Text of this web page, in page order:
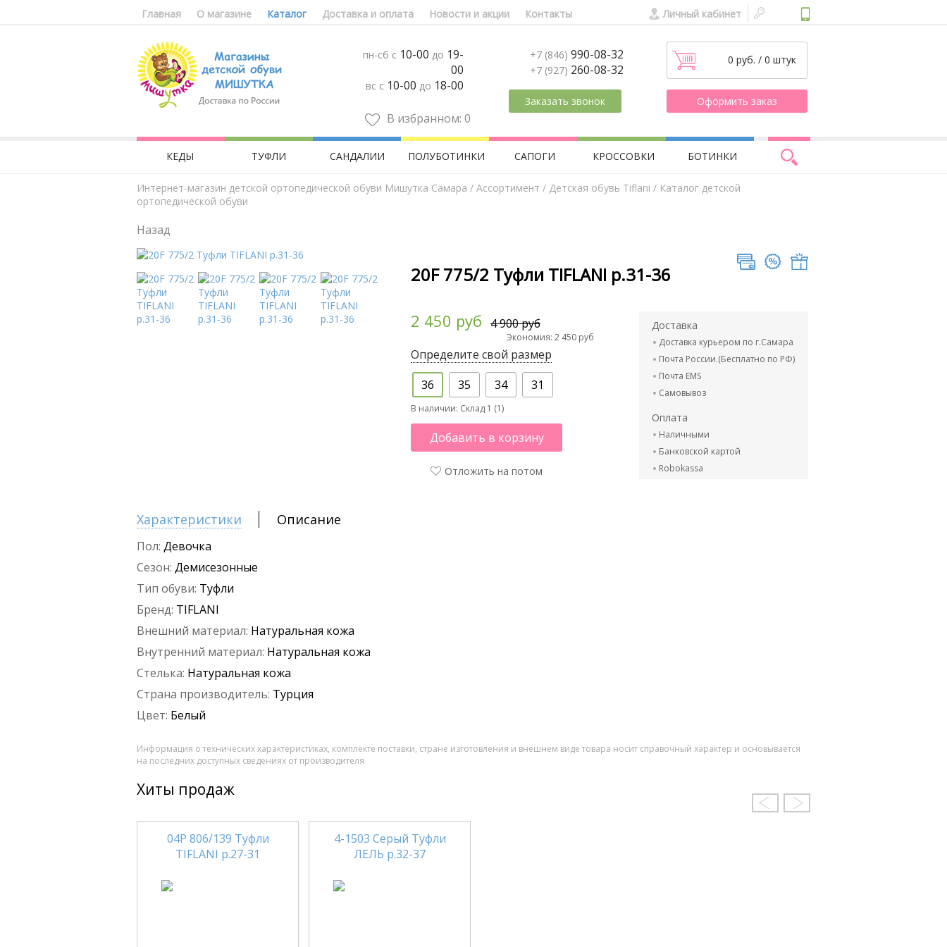
Главная О магазине Каталог Доставка и оплата Новости и акции Контакты Личный кабинет
пн-сб с 10-00 до 19-
00
вс с 10-00 до 18-00
В избранном: 0
+7 (846) 990-08-32
+7 (927) 260-08-32
Заказать звонок
0 руб. / 0 штук
Оформить заказ
КЕДЫ ТУФЛИ САНДАЛИИ ПОЛУБОТИНКИ САПОГИ КРОССОВКИ БОТИНКИ
Интернет-магазин детской ортопедической обуви Мишутка Самара / Aссортимент / Детская обувь Tiflani / Каталог детской
ортопедической обуви
Назад
20F 775/2 Туфли TIFLANI р.31-36
2 450 руб 4 900 руб
Экономия: 2 450 руб
Определите свой размер
36
35 34 31
В наличии: Склад 1 (1)
Добавить в корзину
Отложить на потом
Доставка
Доставка курьером по г.Самара
Почта России.(Бесплатно по РФ)
Почта EMS
Самовывоз
Оплата
Наличными
Банковской картой
Robokassa
Характеристики Описание
Пол: Девочка
Сезон: Демисезонные
Тип обуви: Туфли
Бренд: TIFLANI
Внешний материал: Натуральная кожа
Внутренний материал: Натуральная кожа
Стелька: Натуральная кожа
Страна производитель: Турция
Цвет: Белый
Информация о технических характеристиках, комплекте поставки, стране изготовления и внешнем виде товара носит справочный характер и основывается
на последних доступных сведениях от производителя
Хиты продаж
04Р 806/139 Туфли
TIFLANI р.27-31
4-1503 Серый Туфли
ЛЕЛЬ р.32-37